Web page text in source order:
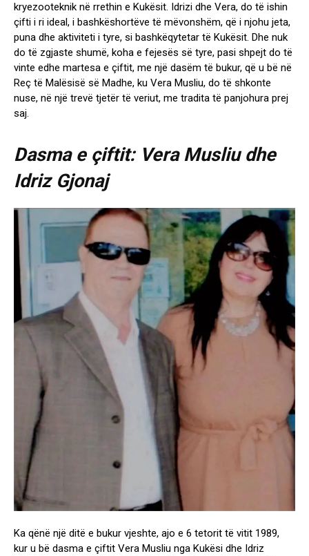
kryezooteknik në rrethin e Kukësit. Idrizi dhe Vera, do të ishin
çifti i ri ideal, i bashkëshortëve të mëvonshëm, që i njohu jeta,
puna dhe aktiviteti i tyre, si bashkëqytetar të Kukësit. Dhe nuk
do të zgjaste shumë, koha e fejesës së tyre, pasi shpejt do të
vinte edhe martesa e çiftit, me një dasëm të bukur, që u bë në
Reç të Malësisë së Madhe, ku Vera Musliu, do të shkonte
nuse, në një trevë tjetër të veriut, me tradita të panjohura prej
saj.
Dasma e çiftit: Vera Musliu dhe
Idriz Gjonaj
Ka qënë një ditë e bukur vjeshte, ajo e 6 tetorit të vitit 1989,
kur u bë dasma e çiftit Vera Musliu nga Kukësi dhe Idriz